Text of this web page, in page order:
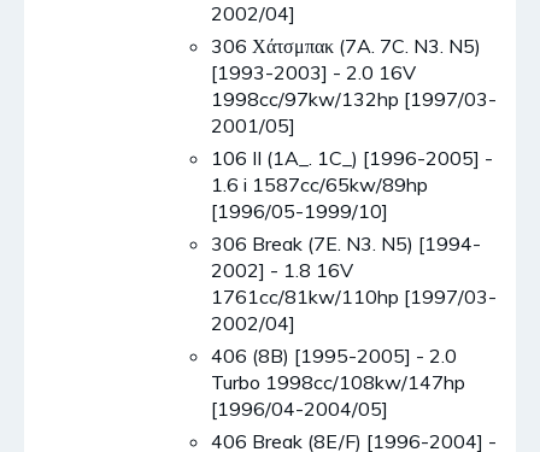
2002/04]
306 Χάτσμπακ (7A. 7C. N3. N5)
[1993-2003] - 2.0 16V
1998cc/97kw/132hp [1997/03-
2001/05]
106 II (1A_. 1C_) [1996-2005] -
1.6 i 1587cc/65kw/89hp
[1996/05-1999/10]
306 Break (7E. N3. N5) [1994-
2002] - 1.8 16V
1761cc/81kw/110hp [1997/03-
2002/04]
406 (8B) [1995-2005] - 2.0
Turbo 1998cc/108kw/147hp
[1996/04-2004/05]
406 Break (8E/F) [1996-2004] -